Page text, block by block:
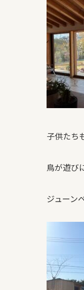
子供たち
鳥が遊び
ジューン